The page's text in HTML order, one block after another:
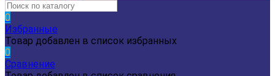
0
Избранные
Товар добавлен в список избранных
0
Сравнение